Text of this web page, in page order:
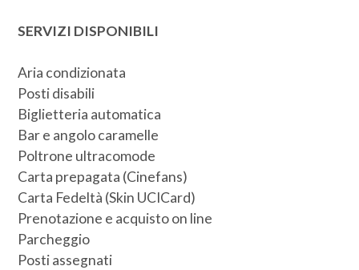
SERVIZI DISPONIBILI
Aria condizionata
Posti disabili
Biglietteria automatica
Bar e angolo caramelle
Poltrone ultracomode
Carta prepagata (Cinefans)
Carta Fedeltà (Skin UCICard)
Prenotazione e acquisto on line
Parcheggio
Posti assegnati